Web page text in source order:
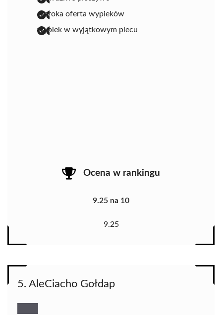
szeroka oferta wypieków
wypiek w wyjątkowym piecu
Ocena w rankingu
9.25 na 10
9.25
5. AleCiacho Gołdap